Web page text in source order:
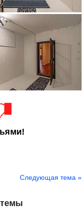
Следующая тема »